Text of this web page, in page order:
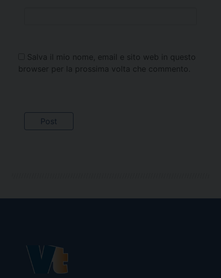
Salva il mio nome, email e sito web in questo
browser per la prossima volta che commento.